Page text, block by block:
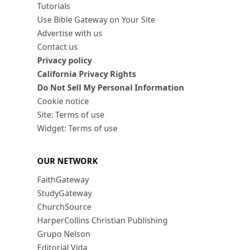
Tutorials
Use Bible Gateway on Your Site
Advertise with us
Contact us
Privacy policy
California Privacy Rights
Do Not Sell My Personal Information
Cookie notice
Site: Terms of use
Widget: Terms of use
OUR NETWORK
FaithGateway
StudyGateway
ChurchSource
HarperCollins Christian Publishing
Grupo Nelson
Editorial Vida